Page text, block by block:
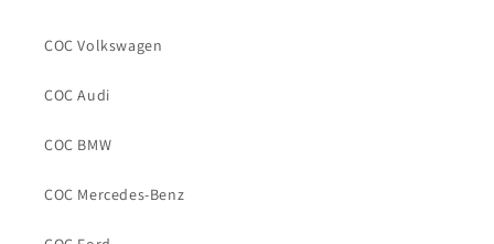
COC Volkswagen
COC Audi
COC BMW
COC Mercedes-Benz